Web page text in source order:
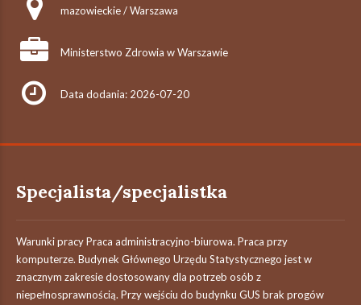
mazowieckie / Warszawa
Ministerstwo Zdrowia w Warszawie
Data dodania: 2026-07-20
Specjalista/specjalistka
Warunki pracy Praca administracyjno-biurowa. Praca przy
komputerze. Budynek Głównego Urzędu Statystycznego jest w
znacznym zakresie dostosowany dla potrzeb osób z
niepełnosprawnością. Przy wejściu do budynku GUS brak progów